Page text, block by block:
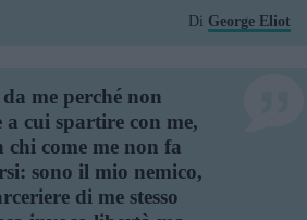
Di George Eliot
me perché non
cui spartire con me,
come me non fa
sono il mio nemico,
di me stesso